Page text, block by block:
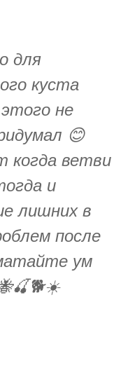
для
куста
не
😊
когда ветви
и
лишних в
после
ум